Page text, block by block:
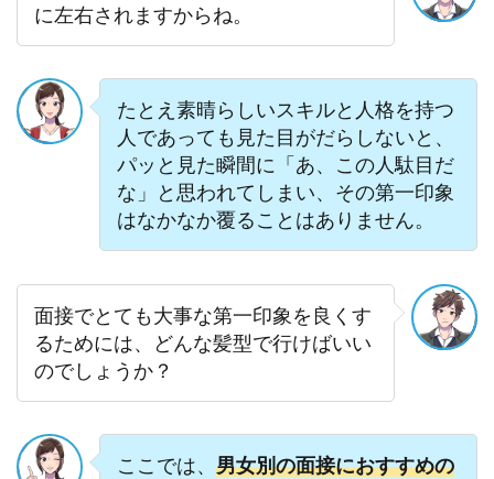
に左右されますからね。
たとえ素晴らしいスキルと人格を持つ
人であっても見た目がだらしないと、
パッと見た瞬間に「あ、この人駄目だ
な」と思われてしまい、その第一印象
はなかなか覆ることはありません。
面接でとても大事な第一印象を良くす
るためには、どんな髪型で行けばいい
のでしょうか？
ここでは、 男女別の面接におすすめの